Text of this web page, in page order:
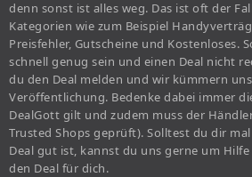
denn sonst ist alles weg. Das ist oft der
Kategorien wie zum Beispiel
Preisfehler, Gutscheine und Kostenloses.
schnell genug sein und einen Deal nicht
du den Deal melden und wir kümmern
Veröffentlichung. Bedenke dabei immer
DealGott gilt und zudem muss der
Trusted Shops geprüft). Solltest du dir
Deal gut ist, kannst du uns gerne um
den Deal für dich.